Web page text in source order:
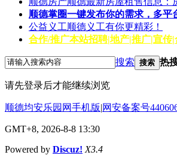
顺德掌圈一键发布你的需求，多平
公益义工顺德义工有你更精彩！
合作/推广本站招聘|地产|推广|宣传|
搜索 搜索 热
请先登录后才能继续浏览
顺德均安乐园网手机版|网安备案号
GMT+8, 2026-8-8 13:30
Powered by Discuz! X3.4